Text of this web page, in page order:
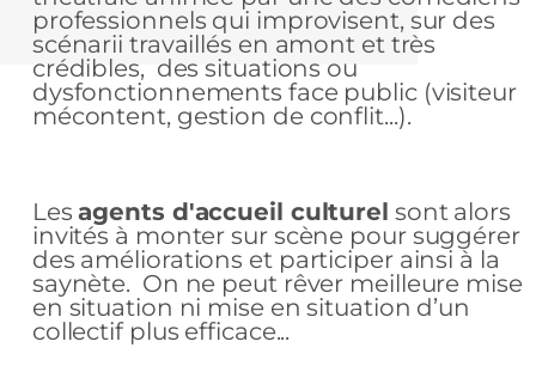
professionnels qui improvisent, sur des
scénarii travaillés en amont et très
crédibles, des situations ou
dysfonctionnements face public (visiteur
mécontent, gestion de conflit...).
Lesagents d'accueil culturel sont alors
invités à monter sur scène pour suggérer
des améliorations et participer ainsi à la
saynète. On ne peut rêver meilleure mise
en situation ni mise en situation d’un
collectif plus efficace...